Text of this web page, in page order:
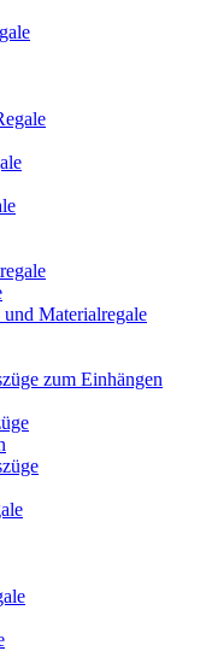
Materialregale
zum Einhängen